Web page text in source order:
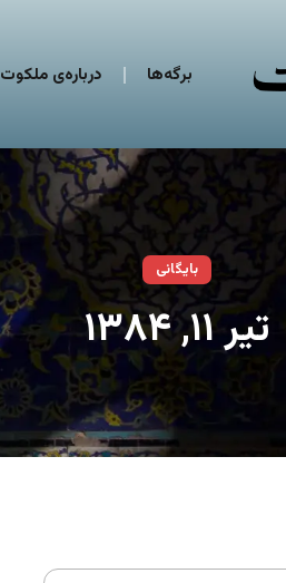
برگه‌ها درباره‌ی ملکوت
بایگانی
تیر ۱۱, ۱۳۸۴